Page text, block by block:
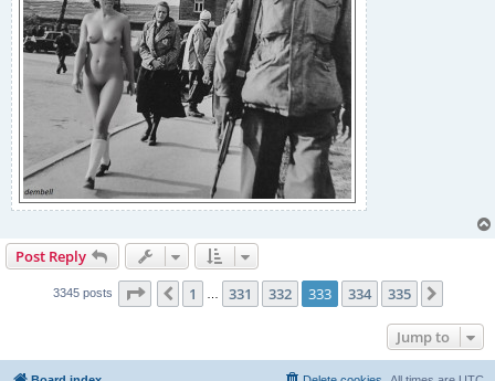
Post Reply
3345 posts Page 333 of 335
Previous
1 331 332 333 334 335
Jump to